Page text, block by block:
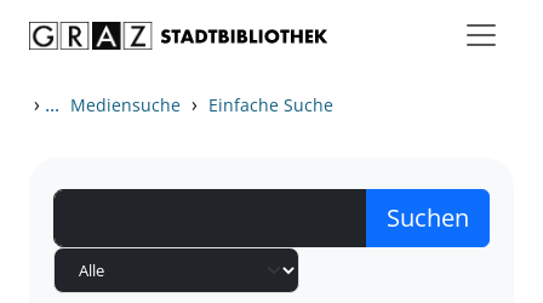
› ... Mediensuche › Einfache Suche